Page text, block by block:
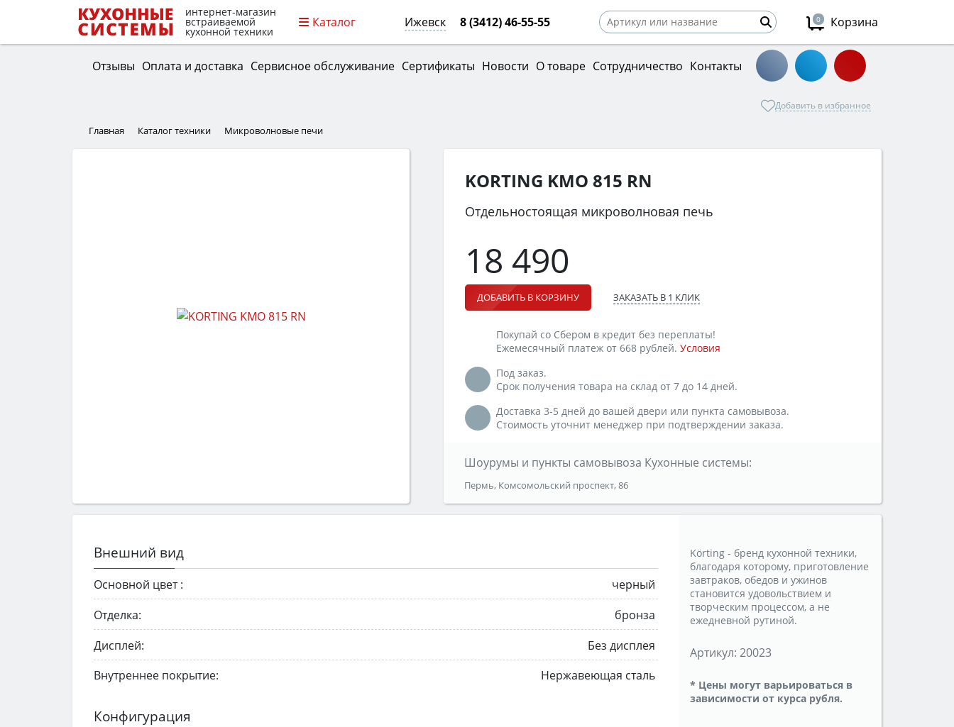
интернет-магазин
встраиваемой
кухонной техники
Каталог Ижевск 8 (3412) 46-55-55 0 Корзина
Отзывы Оплата и доставка Сервисное обслуживание Сертификаты Новости О товаре Сотрудничество Контакты
Добавить в избранное
Главная Каталог техники Микроволновые печи
KORTING KMO 815 RN
Отдельностоящая микроволновая печь
18 490
ДОБАВИТЬ В КОРЗИНУ ЗАКАЗАТЬ В 1 КЛИК
Покупай со Сбером в кредит без переплаты!
Ежемесячный платеж от 668 рублей. Условия
Под заказ.
Срок получения товара на склад от 7 до 14 дней.
Доставка 3-5 дней до вашей двери или пункта самовывоза.
Стоимость уточнит менеджер при подтверждении заказа.
Шоурумы и пункты самовывоза Кухонные системы:
Пермь, Комсомольский проспект, 86
Внешний вид
Основной цвет :
черный
Отделка:
бронза
Дисплей:
Без дисплея
Внутреннее покрытие:
Нержавеющая сталь
Конфигурация
Körting - бренд кухонной техники,
благодаря которому, приготовление
завтраков, обедов и ужинов
становится удовольствием и
творческим процессом, а не
ежедневной рутиной.
Артикул: 20023
* Цены могут варьироваться в
зависимости от курса рубля.